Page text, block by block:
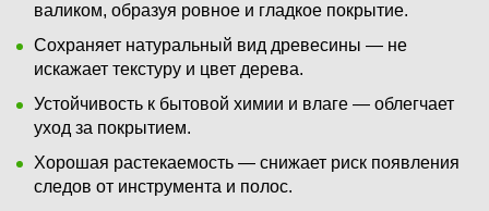
валиком, образуя ровное и гладкое покрытие.
Сохраняет натуральный вид древесины — не
искажает текстуру и цвет дерева.
Устойчивость к бытовой химии и влаге — облегчает
уход за покрытием.
Хорошая растекаемость — снижает риск появления
следов от инструмента и полос.